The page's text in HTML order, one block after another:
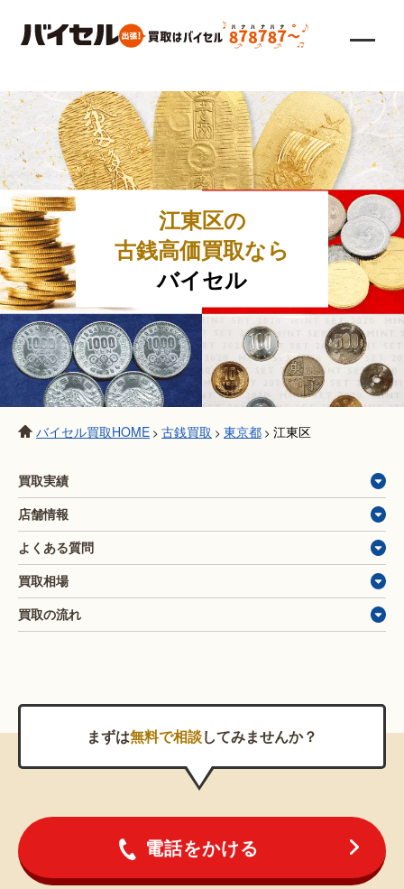
江東区の
古銭高価買取なら
バイセル
バイセル買取HOME > 古銭買取 > 東京都 > 江東区
買取実績
店舗情報
よくある質問
買取相場
買取の流れ
まずは無料で相談してみませんか？
電話をかける